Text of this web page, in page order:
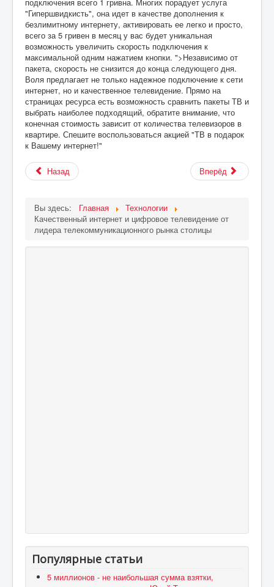
"Гипершвидкисть", она идет в качестве дополнения к
безлимитному интернету, активировать ее легко и просто,
всего за 5 гривен в месяц у вас будет уникальная
возможность увеличить скорость подключения к
максимальной одним нажатием кнопки. ">Независимо от
пакета, скорость не снизится до конца следующего дня.
Воля предлагает не только надежное подключение к сети
интернет, но и качественное телевидение. Прямо на
страницах ресурса есть возможность сравнить пакеты ТВ и
выбрать наиболее подходящий, обратите внимание, что
конечная стоимость зависит от количества телевизоров в
квартире. Спешите воспользоваться акцией "ТВ в подарок
к Вашему интернет!"
Назад Вперёд
Вы здесь: Главная
Технологии
Качественный интернет и цифровое телевидение от
лидера телекоммуникационного рынка столицы
Популярные статьи
5 миллионов - не наибольшая сумма взятки,